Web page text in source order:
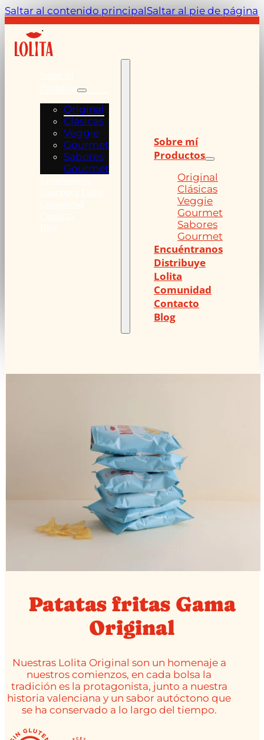
Saltar al contenido principalSaltar al pie de página
Original
Clásicas
Veggie
Gourmet
Sabores
Gourmet
Sobre mí
Productos
Original
Clásicas
Veggie
Gourmet
Sabores
Gourmet
Encuéntranos
Distribuye
Lolita
Comunidad
Contacto
Blog
Patatas fritas Gama
Original
Nuestras Lolita Original son un homenaje a
nuestros comienzos, en cada bolsa la
tradición es la protagonista, junto a nuestra
historia valenciana y un sabor autóctono que
se ha conservado a lo largo del tiempo.